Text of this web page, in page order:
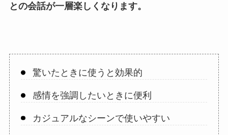
との会話が一層楽しくなります。
驚いたときに使うと効果的
感情を強調したいときに便利
カジュアルなシーンで使いやすい